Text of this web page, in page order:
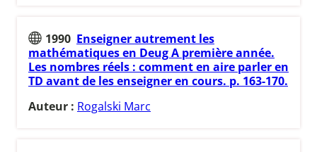
1990 Enseigner autrement les
mathématiques en Deug A première année.
Les nombres réels : comment en aire parler en
TD avant de les enseigner en cours. p. 163-170.
Auteur : Rogalski Marc